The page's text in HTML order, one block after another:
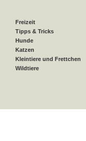
Freizeit
Tipps & Tricks
Hunde
Katzen
Kleintiere und Frettchen
Wildtiere